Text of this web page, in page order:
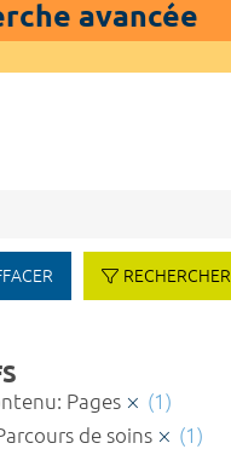
avancée
RECHERCHER
Pages
(1)
de soins
(1)